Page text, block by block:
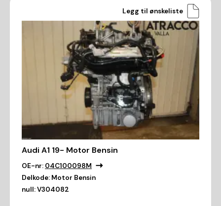
Legg til ønskeliste
Audi A1 19- Motor Bensin
OE-nr: 04C100098M
Delkode: Motor Bensin
null:V304082